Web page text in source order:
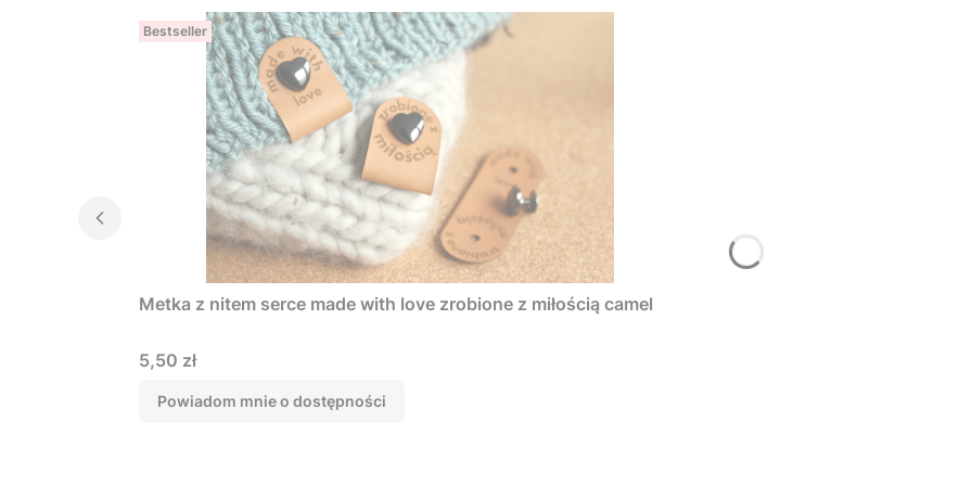
Bestseller
Metka z nitem serce made with love zrobione z miłością camel
Cena
5,50 zł
Powiadom mnie o dostępności